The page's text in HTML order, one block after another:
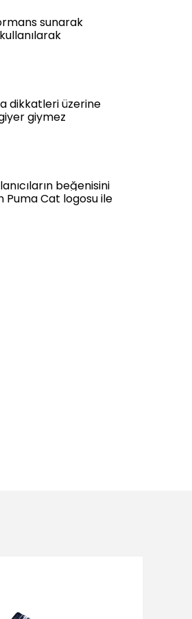
sunarak
dikkatleri üzerine
giymez
beğenisini
Puma Cat logosuile